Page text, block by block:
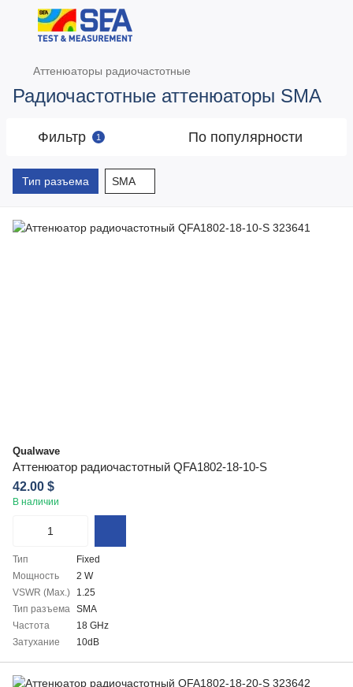
Аттенюаторы радиочастотные
Радиочастотные аттенюаторы SMA
Фильтр 1 По популярности
Тип разъема SMA
Qualwave
Аттенюатор радиочастотный QFA1802-18-10-S
42.00 $
В наличии
Тип
Fixed
Мощность
2 W
VSWR (Max.)
1.25
Тип разъема SMA
Частота
18 GHz
Затухание
10dB